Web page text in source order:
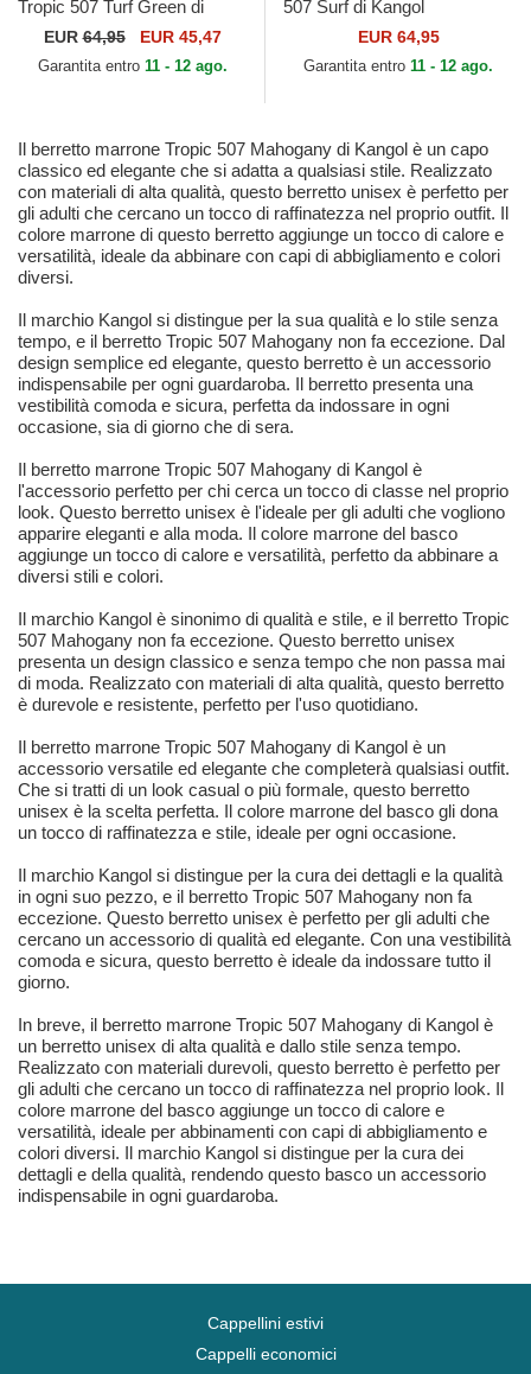
Tropic 507 Turf Green di
Kangol
EUR64,95 EUR 45,47
Garantita entro 11 - 12 ago.
507 Surf di Kangol
EUR 64,95
Garantita entro 11 - 12 ago.
Il berretto marrone Tropic 507 Mahogany di Kangol è un capo
classico ed elegante che si adatta a qualsiasi stile. Realizzato
con materiali di alta qualità, questo berretto unisex è perfetto per
gli adulti che cercano un tocco di raffinatezza nel proprio outfit. Il
colore marrone di questo berretto aggiunge un tocco di calore e
versatilità, ideale da abbinare con capi di abbigliamento e colori
diversi.
Il marchio Kangol si distingue per la sua qualità e lo stile senza
tempo, e il berretto Tropic 507 Mahogany non fa eccezione. Dal
design semplice ed elegante, questo berretto è un accessorio
indispensabile per ogni guardaroba. Il berretto presenta una
vestibilità comoda e sicura, perfetta da indossare in ogni
occasione, sia di giorno che di sera.
Il berretto marrone Tropic 507 Mahogany di Kangol è
l'accessorio perfetto per chi cerca un tocco di classe nel proprio
look. Questo berretto unisex è l'ideale per gli adulti che vogliono
apparire eleganti e alla moda. Il colore marrone del basco
aggiunge un tocco di calore e versatilità, perfetto da abbinare a
diversi stili e colori.
Il marchio Kangol è sinonimo di qualità e stile, e il berretto Tropic
507 Mahogany non fa eccezione. Questo berretto unisex
presenta un design classico e senza tempo che non passa mai
di moda. Realizzato con materiali di alta qualità, questo berretto
è durevole e resistente, perfetto per l'uso quotidiano.
Il berretto marrone Tropic 507 Mahogany di Kangol è un
accessorio versatile ed elegante che completerà qualsiasi outfit.
Che si tratti di un look casual o più formale, questo berretto
unisex è la scelta perfetta. Il colore marrone del basco gli dona
un tocco di raffinatezza e stile, ideale per ogni occasione.
Il marchio Kangol si distingue per la cura dei dettagli e la qualità
in ogni suo pezzo, e il berretto Tropic 507 Mahogany non fa
eccezione. Questo berretto unisex è perfetto per gli adulti che
cercano un accessorio di qualità ed elegante. Con una vestibilità
comoda e sicura, questo berretto è ideale da indossare tutto il
giorno.
In breve, il berretto marrone Tropic 507 Mahogany di Kangol è
un berretto unisex di alta qualità e dallo stile senza tempo.
Realizzato con materiali durevoli, questo berretto è perfetto per
gli adulti che cercano un tocco di raffinatezza nel proprio look. Il
colore marrone del basco aggiunge un tocco di calore e
versatilità, ideale per abbinamenti con capi di abbigliamento e
colori diversi. Il marchio Kangol si distingue per la cura dei
dettagli e della qualità, rendendo questo basco un accessorio
indispensabile in ogni guardaroba.
Cappellini estivi
Cappelli economici